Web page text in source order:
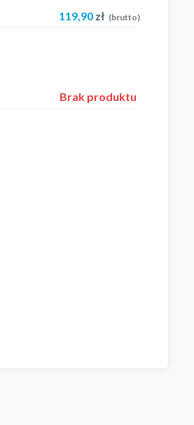
119,90 zł (brutto)
Brak produktu